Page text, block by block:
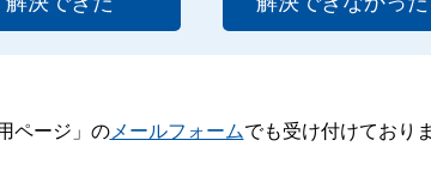
ページ」のメールフォームでも受け付けており